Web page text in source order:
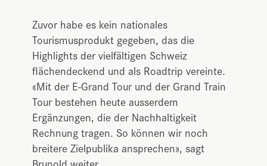
Zuvor habe es kein nationales
Tourismusprodukt gegeben, das die
Highlights der vielfältigen Schweiz
flächendeckend und als Roadtrip vereinte.
«Mit der E-Grand Tour und der Grand Train
Tour bestehen heute ausserdem
Ergänzungen, die der Nachhaltigkeit
Rechnung tragen. So können wir noch
breitere Zielpublika ansprechen», sagt